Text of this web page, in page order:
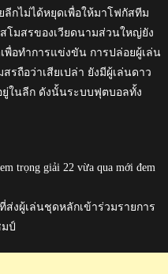
กไม่ได้หยุดเพื่อให้มาโฟกัสทีม
โมสรของเวียดนามส่วนใหญ่ยัง
พื่อทำการแข่งขัน การปล่อยผู้เล่น
รถือว่าเสียเปล่า ยังมีผู้เล่นดาว
ยู่ในลีก ดังนั้นระบบฟุตบอลทั้ง
trọng giải 22 vừa qua mới đem
งผู้เล่นชุดหลักเข้าร่วมรายการ
มป์